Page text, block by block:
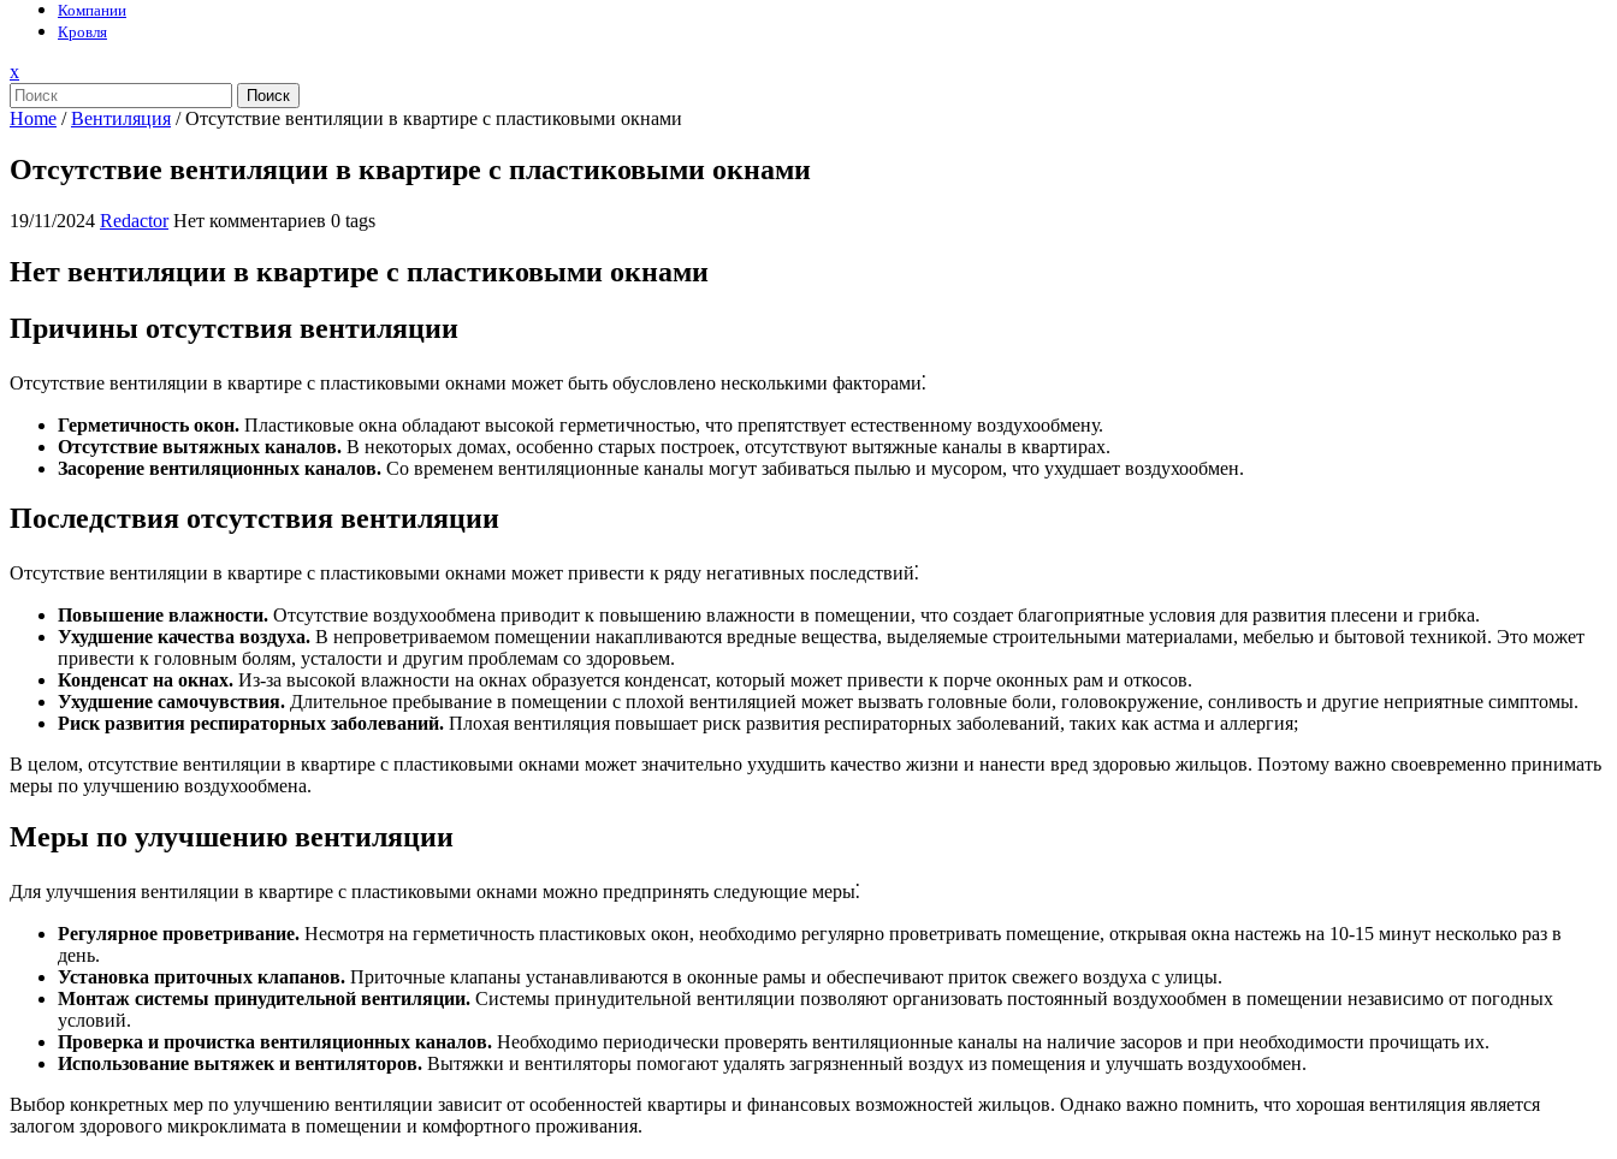
Компании
Кровля
xЗакрыть
меню
Поиск
Home /Вентиляция /Отсутствие вентиляции в квартире с пластиковыми окнами
Отсутствие вентиляции в квартире с пластиковыми окнами
19/11/2024 Redactor Нет комментариев 0 tags
Нет вентиляции в квартире с пластиковыми окнами
Причины отсутствия вентиляции
Отсутствие вентиляции в квартире с пластиковыми окнами может быть обусловлено несколькими факторами⁚
Герметичность окон. Пластиковые окна обладают высокой герметичностью, что препятствует естественному воздухообмену.
Отсутствие вытяжных каналов. В некоторых домах, особенно старых построек, отсутствуют вытяжные каналы в квартирах.
Засорение вентиляционных каналов. Со временем вентиляционные каналы могут забиваться пылью и мусором, что ухудшает воздухообмен.
Последствия отсутствия вентиляции
Отсутствие вентиляции в квартире с пластиковыми окнами может привести к ряду негативных последствий⁚
Повышение влажности. Отсутствие воздухообмена приводит к повышению влажности в помещении, что создает благоприятные условия для развития плесени и грибка.
Ухудшение качества воздуха. В непроветриваемом помещении накапливаются вредные вещества, выделяемые строительными материалами, мебелью и бытовой техникой. Это может
привести к головным болям, усталости и другим проблемам со здоровьем.
Конденсат на окнах. Из-за высокой влажности на окнах образуется конденсат, который может привести к порче оконных рам и откосов.
Ухудшение самочувствия. Длительное пребывание в помещении с плохой вентиляцией может вызвать головные боли, головокружение, сонливость и другие неприятные симптомы.
Риск развития респираторных заболеваний. Плохая вентиляция повышает риск развития респираторных заболеваний, таких как астма и аллергия;
В целом, отсутствие вентиляции в квартире с пластиковыми окнами может значительно ухудшить качество жизни и нанести вред здоровью жильцов. Поэтому важно своевременно принимать
меры по улучшению воздухообмена.
Меры по улучшению вентиляции
Для улучшения вентиляции в квартире с пластиковыми окнами можно предпринять следующие меры⁚
Регулярное проветривание. Несмотря на герметичность пластиковых окон, необходимо регулярно проветривать помещение, открывая окна настежь на 10-15 минут несколько раз в
день.
Установка приточных клапанов. Приточные клапаны устанавливаются в оконные рамы и обеспечивают приток свежего воздуха с улицы.
Монтаж системы принудительной вентиляции. Системы принудительной вентиляции позволяют организовать постоянный воздухообмен в помещении независимо от погодных
условий.
Проверка и прочистка вентиляционных каналов. Необходимо периодически проверять вентиляционные каналы на наличие засоров и при необходимости прочищать их.
Использование вытяжек и вентиляторов. Вытяжки и вентиляторы помогают удалять загрязненный воздух из помещения и улучшать воздухообмен.
Выбор конкретных мер по улучшению вентиляции зависит от особенностей квартиры и финансовых возможностей жильцов. Однако важно помнить, что хорошая вентиляция является
залогом здорового микроклимата в помещении и комфортного проживания.